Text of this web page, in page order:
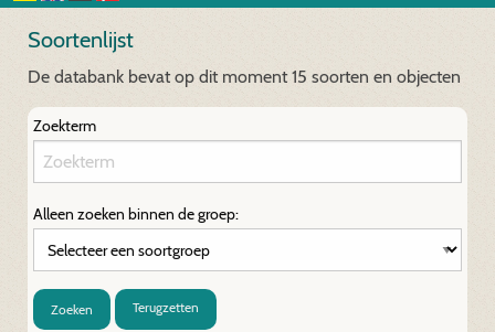
Soortenlijst
De databank bevat op dit moment 15 soorten en objecten
Zoekterm
Alleen zoeken binnen de groep:
Zoeken Terugzetten